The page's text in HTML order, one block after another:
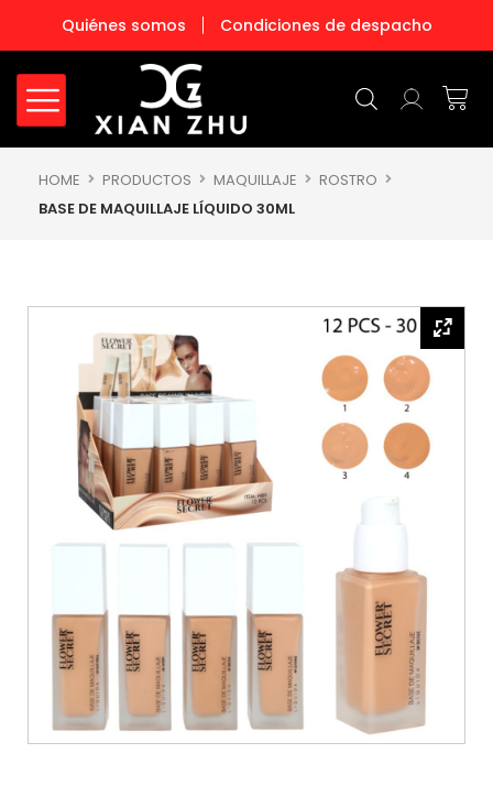
contenido
Quiénes somos Condiciones de despacho
HOME PRODUCTOS MAQUILLAJE
ROSTRO
BASE DE MAQUILLAJE LÍQUIDO 30ML